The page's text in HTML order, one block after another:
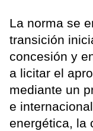
La norma se
transición
concesión y
a licitar el
mediante un
e
energética, la